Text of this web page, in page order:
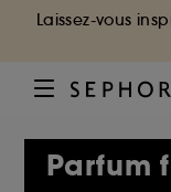
Laissez-vous
Parfum